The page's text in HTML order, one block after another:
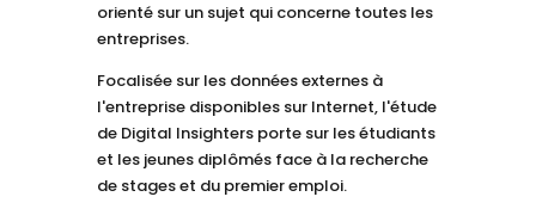
orienté sur un sujet qui concerne toutes les
entreprises.
Focalisée sur les données externes à
l'entreprise disponibles sur Internet, l'étude
de Digital Insighters porte sur les étudiants
et les jeunes diplômés face à la recherche
de stages et du premier emploi.